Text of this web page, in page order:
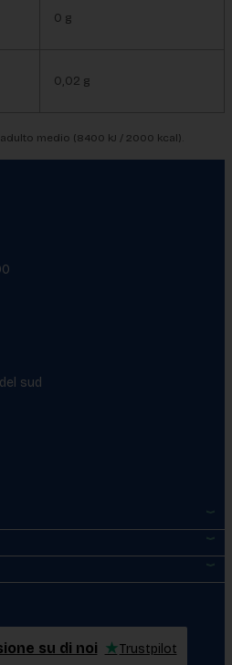
0 g
0,02 g
medio (8400 kJ / 2000 kcal).
sud
su di noi ★Trustpilot